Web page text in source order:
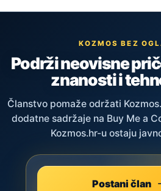
KOZMOS BEZ
Podrži neovisne
znanosti i
Članstvo pomaže održati
dodatne sadržaje na Buy Me a
Kozmos.hr-u ostaju
Postani član